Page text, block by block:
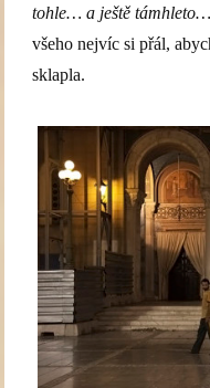
tohle… a ještě
všeho nejvíc si přál,
sklapla.